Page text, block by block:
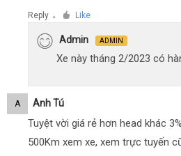
Reply ● Like
Admin ADMIN
Xe này tháng 2/2023 có
A Anh Tú
Tuyệt vời giá rẻ hơn head khác
500Km xem xe, xem trực tuyến